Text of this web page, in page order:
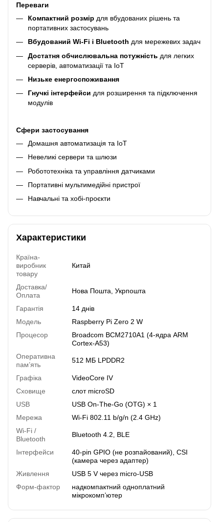
Переваги
Компактний розмір для вбудованих рішень та
портативних застосувань
Вбудований Wi-Fi і Bluetooth для мережевих задач
Достатня обчислювальна потужність для легких
серверів, автоматизації та IoT
Низьке енергоспоживання
Гнучкі інтерфейси для розширення та підключення
модулів
Сфери застосування
Домашня автоматизація та IoT
Невеликі сервери та шлюзи
Робототехніка та управління датчиками
Портативні мультимедійні пристрої
Навчальні та хобі-проєкти
Характеристики
Країна-
виробник
товару
Китай
Доставка/
Оплата
Нова Пошта, Укрпошта
Гарантія
14 днів
Модель
Raspberry Pi Zero 2 W
Процесор
Broadcom BCM2710A1 (4-ядра ARM
Cortex-A53)
Оперативна
пам’ять
512 МБ LPDDR2
Графіка
VideoCore IV
Сховище
слот microSD
USB
USB On-The-Go (OTG) × 1
Мережа
Wi-Fi 802.11 b/g/n (2.4 GHz)
Wi-Fi /
Bluetooth
Bluetooth 4.2, BLE
Інтерфейси
40-pin GPIO (не розпайований), CSI
(камера через адаптер)
Живлення
USB 5 V через micro-USB
Форм-фактор
надкомпактний одноплатний
мікрокомп’ютер